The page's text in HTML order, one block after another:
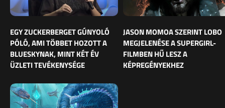
EGY ZUCKERBERGET GÚNYOLÓ
PÓLÓ, AMI TÖBBET HOZOTT A
BLUESKYNAK, MINT KÉT ÉV
ÜZLETI TEVÉKENYSÉGE
JASON MOMOA SZERINT LOBO
MEGJELENÉSE A SUPERGIRL-
FILMBEN HŰ LESZ A
KÉPREGÉNYEKHEZ